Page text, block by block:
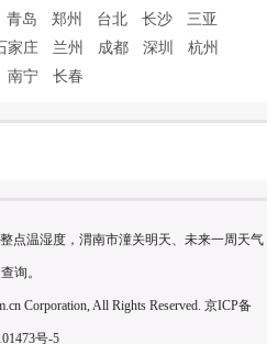
青岛 郑州 台北 长沙
三亚
家庄 兰州 成都 深圳
杭州
南宁 长春
点温湿度，渭南市潼关明天、未来一周天气
查询。
Corporation, All Rights Reserved. 京ICP备
号-5